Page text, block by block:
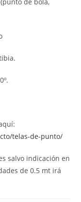
telas-de-punto/
salvo indicación en
de 0.5 mt irá